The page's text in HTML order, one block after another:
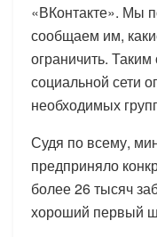
«ВКонтакте». Мы
сообщаем им,
ограничить.
социальной сети
необходимых
Судя по всему,
предприняло
более 26 тысяч
хороший первый